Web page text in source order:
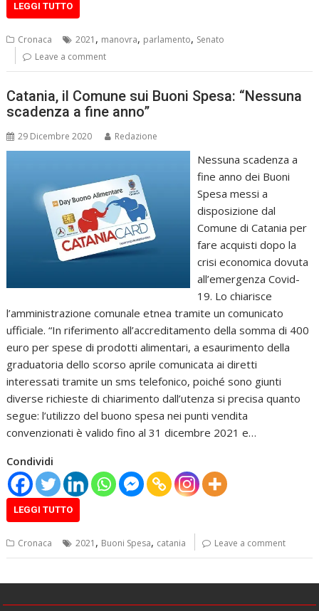
LEGGI TUTTO
Cronaca 2021 , manovra, parlamento, Senato
Leave a comment
Catania, il Comune sui Buoni Spesa: “Nessuna
scadenza a fine anno”
29 Dicembre 2020 Redazione
Nessuna scadenza a
fine anno dei Buoni
Spesa messi a
disposizione dal
Comune di Catania per
fare acquisti dopo la
crisi economica dovuta
all’emergenza Covid-
19. Lo chiarisce
l’amministrazione comunale etnea tramite un comunicato
ufficiale. “In riferimento all’accreditamento della somma di 400
euro per spese di prodotti alimentari, a esaurimento della
graduatoria dello scorso aprile comunicata ai diretti
interessati tramite un sms telefonico, poiché sono giunti
diverse richieste di chiarimento dall’utenza si precisa quanto
segue: l’utilizzo del buono spesa nei punti vendita
convenzionati è valido fino al 31 dicembre 2021 e…
Condividi
LEGGI TUTTO
Cronaca 2021 , Buoni Spesa, catania Leave a comment